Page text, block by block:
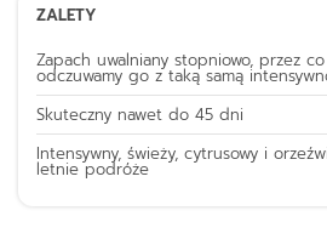
ZALETY
Zapach uwalniany stopniowo, przez
odczuwamy go z taką samą
Skuteczny nawet do 45 dni
Intensywny, świeży, cytrusowy i
letnie podróże